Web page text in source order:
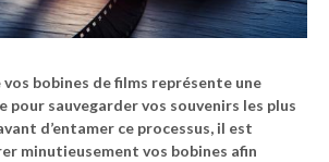
bobines de films représente une
pour sauvegarder vos souvenirs les plus
d’entamer ce processus, il est
minutieusement vos bobines afin